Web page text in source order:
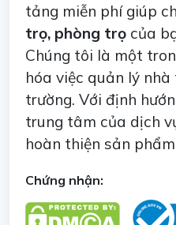
tảng miễn phí giúp
trọ, phòng trọ của
Chúng tôi là một
hóa việc quản lý
trường. Với định
trung tâm của dịch
hoàn thiện sản
Chứng nhận: